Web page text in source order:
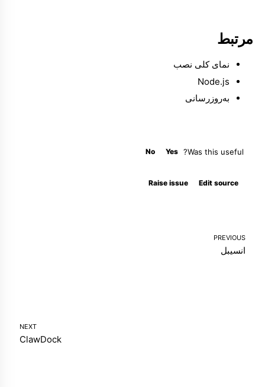
مرتبط
نمای کلی نصب
Node.js
به‌روزرسانی
Was this useful?
Yes
No
Edit source
Raise issue
PREVIOUS
انسیبل
NEXT
ClawDock